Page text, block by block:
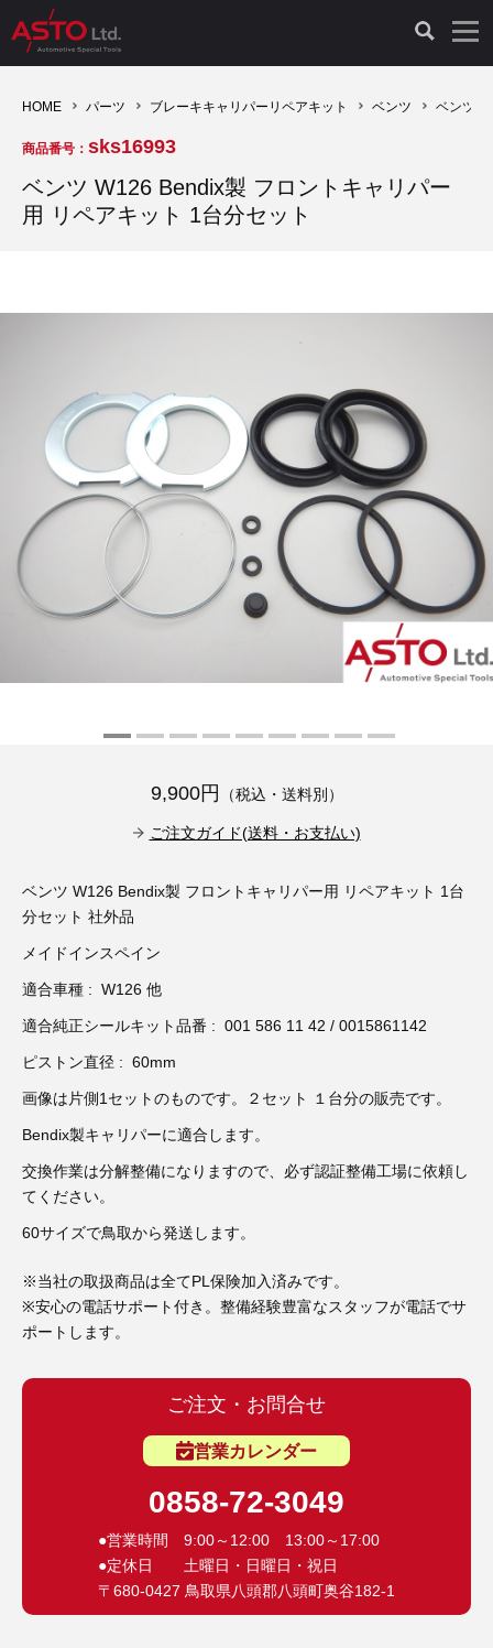
診断機（16）
キープログラマー（4）
オプション品（17）
TPMS（4）
その他（9）
診断テスター（10）
キープログラマー（20）
安定化電源ユニット（8）
バッテリーテスター（4）
古い車両用診断テスター（10）
バイク用診断テスター（7）
HCB TOOLS（45）
AST TOOLS（51）
ドイツ車（211）
イタリア/フランス車（27）
イギリス車（23）
アメリカ車（15）
ホイールロック取り外しツール（6）
3D プリンターペン（8）
オシロスコープ（2）
オシロ関連商品（9）
その他（8）
ドイツ車（427）
イタリア/フランス車（145）
スウェーデン車（45）
日本車（40）
ロシア（8）
ブレーキキャリパーリペアキット（368）
ライト関連（6）
現品修理（77）
リビルト品（58）
イモビライザーOFF（1）
その他（6）
オシロスコープ（10）
アクセサリー（13）
HOME パーツ ブレーキキャリパーリペアキット ベンツ ベンツ
商品番号： sks16993
ベンツ W126 Bendix製 フロントキャリパー
用 リペアキット 1台分セット
9,900円 （税込・送料別）
ご注文ガイド(送料・お支払い)
ベンツ W126 Bendix製 フロントキャリパー用 リペアキット 1台
分セット 社外品
メイドインスペイン
適合車種 : W126 他
適合純正シールキット品番 : 001 586 11 42 / 0015861142
ピストン直径 : 60mm
画像は片側1セットのものです。２セット １台分の販売です。
Bendix製キャリパーに適合します。
交換作業は分解整備になりますので、必ず認証整備工場に依頼し
てください。
60サイズで鳥取から発送します。
※当社の取扱商品は全てPL保険加入済みです。
※安心の電話サポート付き。整備経験豊富なスタッフが電話でサ
ポートします。
ご注文・お問合せ
営業カレンダー
0858-72-3049
●営業時間 9:00～12:00 13:00～17:00
●定休日 土曜日・日曜日・祝日
〒680-0427 鳥取県八頭郡八頭町奥谷182-1